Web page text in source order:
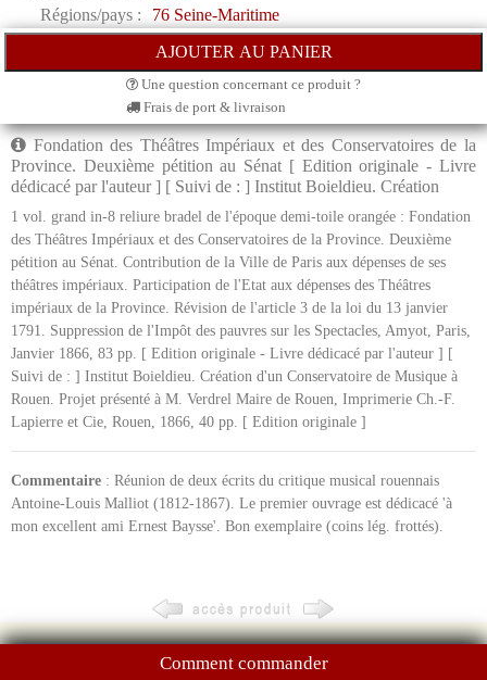
Régions/pays :
76 Seine-Maritime
Une question concernant ce produit ?
Frais de port & livraison
Fondation des Théâtres Impériaux et des Conservatoires de la
Province. Deuxième pétition au Sénat [ Edition originale - Livre
dédicacé par l'auteur ] [ Suivi de : ] Institut Boieldieu. Création
1 vol. grand in-8 reliure bradel de l'époque demi-toile orangée : Fondation
des Théâtres Impériaux et des Conservatoires de la Province. Deuxième
pétition au Sénat. Contribution de la Ville de Paris aux dépenses de ses
théâtres impériaux. Participation de l'Etat aux dépenses des Théâtres
impériaux de la Province. Révision de l'article 3 de la loi du 13 janvier
1791. Suppression de l'Impôt des pauvres sur les Spectacles, Amyot, Paris,
Janvier 1866, 83 pp. [ Edition originale - Livre dédicacé par l'auteur ] [
Suivi de : ] Institut Boieldieu. Création d'un Conservatoire de Musique à
Rouen. Projet présenté à M. Verdrel Maire de Rouen, Imprimerie Ch.-F.
Lapierre et Cie, Rouen, 1866, 40 pp. [ Edition originale ]
Commentaire : Réunion de deux écrits du critique musical rouennais
Antoine-Louis Malliot (1812-1867). Le premier ouvrage est dédicacé 'à
mon excellent ami Ernest Baysse'. Bon exemplaire (coins lég. frottés).
Comment commander